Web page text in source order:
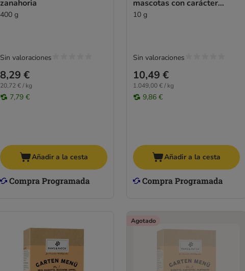
zanahoria
400 g
8,29 €
20,72 € / kg
7,79 €
Sin valoraciones
Añadir a la cesta
mascotas con carácter
irritable o agresivo
10 g
10,49 €
1.049,00 € / kg
9,86 €
Sin valoraciones
Añadir a la cesta
Agotado